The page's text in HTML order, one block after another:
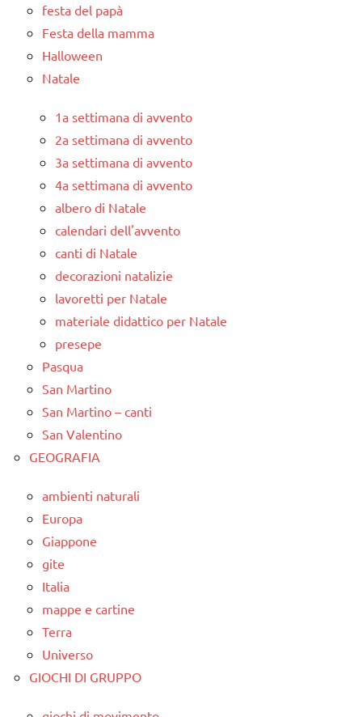
festa del papà
Festa della mamma
Halloween
Natale
1a settimana di avvento
2a settimana di avvento
3a settimana di avvento
4a settimana di avvento
albero di Natale
calendari dell'avvento
canti di Natale
decorazioni natalizie
lavoretti per Natale
materiale didattico per Natale
presepe
Pasqua
San Martino
San Martino – canti
San Valentino
GEOGRAFIA
ambienti naturali
Europa
Giappone
gite
Italia
mappe e cartine
Terra
Universo
GIOCHI DI GRUPPO